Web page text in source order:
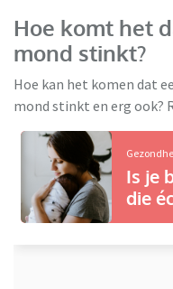
Hoe komt het
mond stinkt?
Hoe kan het komen dat
mond stinkt en erg ook?
Is je
die